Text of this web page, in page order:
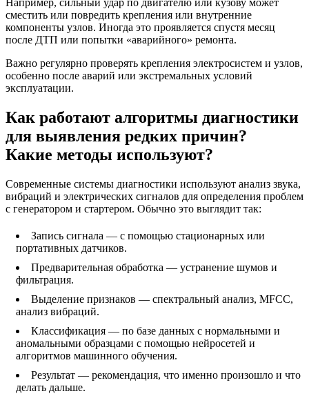
Например, сильный удар по двигателю или кузову может
сместить или повредить крепления или внутренние
компоненты узлов. Иногда это проявляется спустя месяц
после ДТП или попытки «аварийного» ремонта.
Важно регулярно проверять крепления электросистем и узлов,
особенно после аварий или экстремальных условий
эксплуатации.
Как работают алгоритмы диагностики
для выявления редких причин?
Какие методы используют?
Современные системы диагностики используют анализ звука,
вибраций и электрических сигналов для определения проблем
с генератором и стартером. Обычно это выглядит так:
Запись сигнала — с помощью стационарных или
портативных датчиков.
Предварительная обработка — устранение шумов и
фильтрация.
Выделение признаков — спектральный анализ, MFCC,
анализ вибраций.
Классификация — по базе данных с нормальными и
аномальными образцами с помощью нейросетей и
алгоритмов машинного обучения.
Результат — рекомендация, что именно произошло и что
делать дальше.